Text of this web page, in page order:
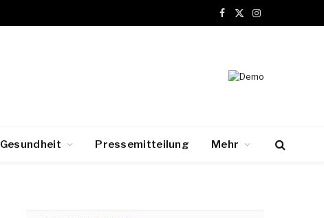
Facebook
X
Instagram
Gesundheit Pressemitteilung Mehr